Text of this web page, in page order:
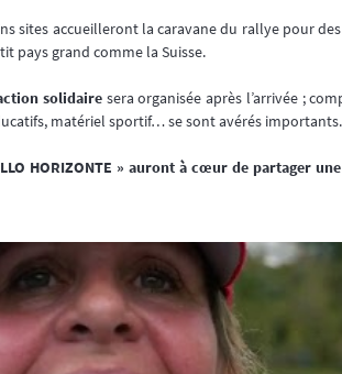
sites accueilleront la caravane du rallye pour
pays grand comme la Suisse.
solidairesera organisée après l’arrivée ;
matériel sportif… se sont avérés importants.
HORIZONTE » auront à cœur de partager